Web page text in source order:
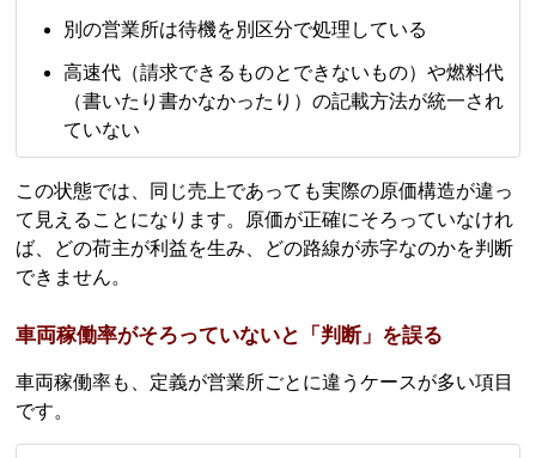
別の営業所は待機を別区分で処理している
高速代（請求できるものとできないもの）や燃料代
（書いたり書かなかったり）の記載方法が統一され
ていない
この状態では、同じ売上であっても実際の原価構造が違っ
て見えることになります。原価が正確にそろっていなけれ
ば、どの荷主が利益を生み、どの路線が赤字なのかを判断
できません。
車両稼働率がそろっていないと「判断」を誤る
車両稼働率も、定義が営業所ごとに違うケースが多い項目
です。